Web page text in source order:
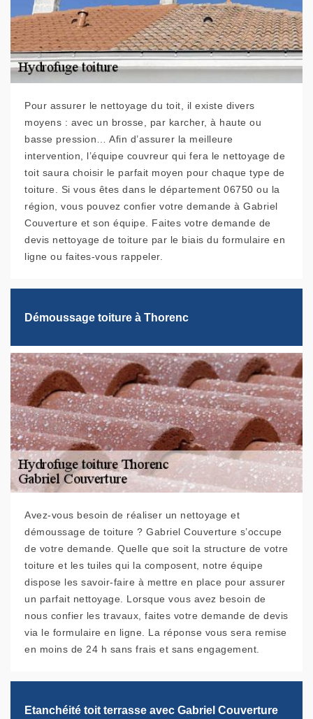
Pour assurer le nettoyage du toit, il existe divers
moyens : avec un brosse, par karcher, à haute ou
basse pression… Afin d’assurer la meilleure
intervention, l’équipe couvreur qui fera le nettoyage de
toit saura choisir le parfait moyen pour chaque type de
toiture. Si vous êtes dans le département 06750 ou la
région, vous pouvez confier votre demande à Gabriel
Couverture et son équipe. Faites votre demande de
devis nettoyage de toiture par le biais du formulaire en
ligne ou faites-vous rappeler.
Démoussage toiture à Thorenc
Avez-vous besoin de réaliser un nettoyage et
démoussage de toiture ? Gabriel Couverture s’occupe
de votre demande. Quelle que soit la structure de votre
toiture et les tuiles qui la composent, notre équipe
dispose les savoir-faire à mettre en place pour assurer
un parfait nettoyage. Lorsque vous avez besoin de
nous confier les travaux, faites votre demande de devis
via le formulaire en ligne. La réponse vous sera remise
en moins de 24 h sans frais et sans engagement.
Etanchéité toit terrasse avec Gabriel Couverture